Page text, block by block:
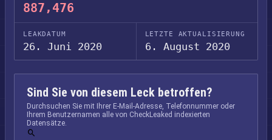
887,476
LEAKDATUM
26. Juni 2020
LETZTE AKTUALISIERUNG
6. August 2020
Sind Sie von diesem Leck betroffen?
Durchsuchen Sie mit Ihrer E-Mail-Adresse, Telefonnummer oder
Ihrem Benutzernamen alle von CheckLeaked indexierten
Datensätze.